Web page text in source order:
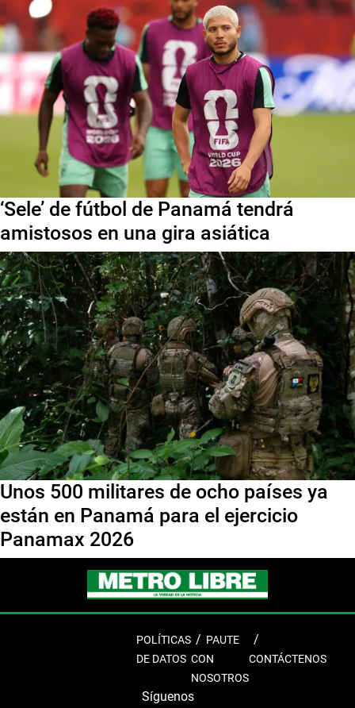
‘Sele’ de fútbol de Panamá tendrá
amistosos en una gira asiática
Unos 500 militares de ocho países ya
están en Panamá para el ejercicio
Panamax 2026
POLÍTICAS
DE DATOS
PAUTE
CON
NOSOTROS
CONTÁCTENOS
Síguenos